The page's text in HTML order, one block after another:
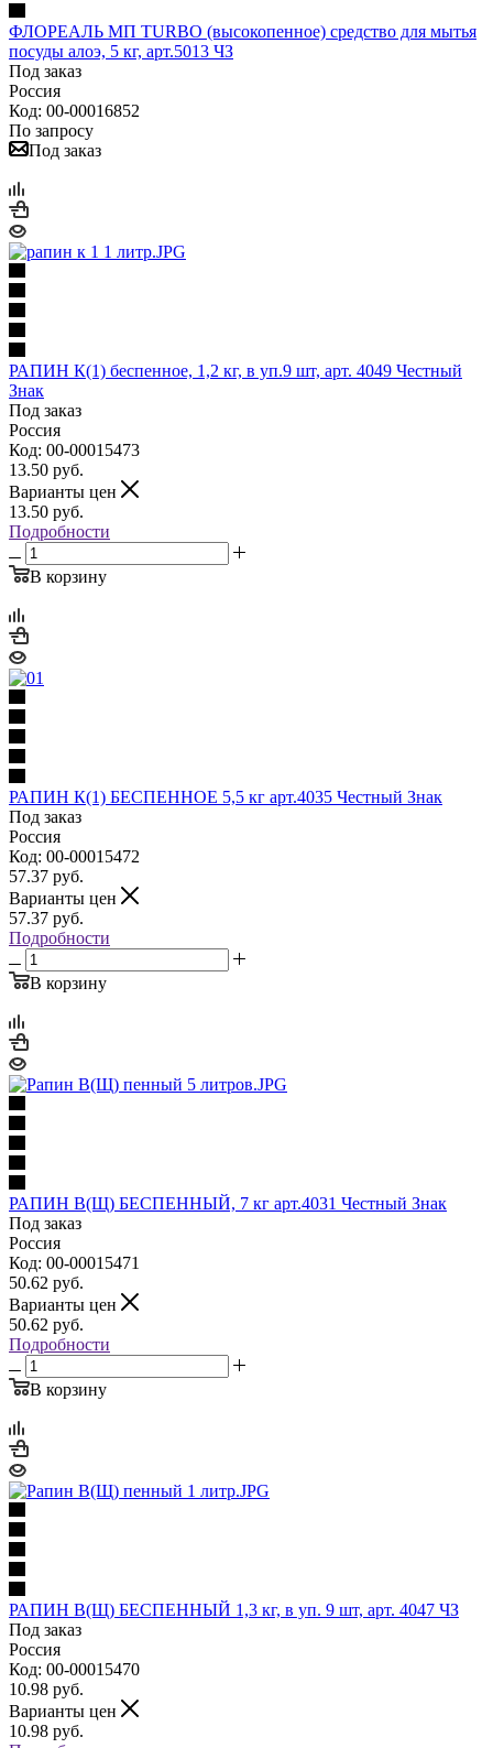
ФЛОРЕАЛЬ МП TURBO (высокопенное) средство для мытья
посуды алоэ, 5 кг, арт.5013 ЧЗ
Под заказ
Россия
Код: 00-00016852
По запросу
Под заказ
РАПИН К(1) беспенное, 1,2 кг, в уп.9 шт, арт. 4049 Честный
Знак
Под заказ
Россия
Код: 00-00015473
13.50 руб.
Варианты цен
13.50 руб.
Подробности
В корзину
РАПИН К(1) БЕСПЕННОЕ 5,5 кг арт.4035 Честный Знак
Под заказ
Россия
Код: 00-00015472
57.37 руб.
Варианты цен
57.37 руб.
Подробности
В корзину
РАПИН В(Щ) БЕСПЕННЫЙ, 7 кг арт.4031 Честный Знак
Под заказ
Россия
Код: 00-00015471
50.62 руб.
Варианты цен
50.62 руб.
Подробности
В корзину
РАПИН В(Щ) БЕСПЕННЫЙ 1,3 кг, в уп. 9 шт, арт. 4047 ЧЗ
Под заказ
Россия
Код: 00-00015470
10.98 руб.
Варианты цен
10.98 руб.